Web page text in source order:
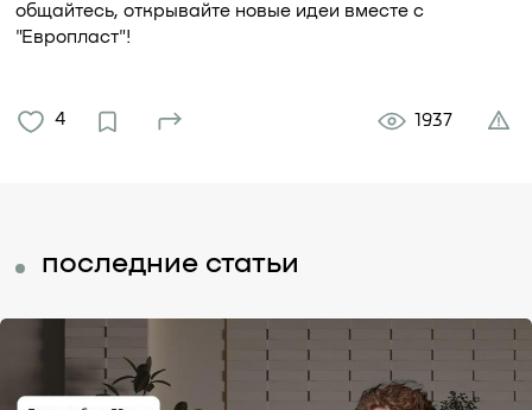
общайтесь, открывайте новые идеи вместе с
"Европласт"!
4 1937
последние статьи